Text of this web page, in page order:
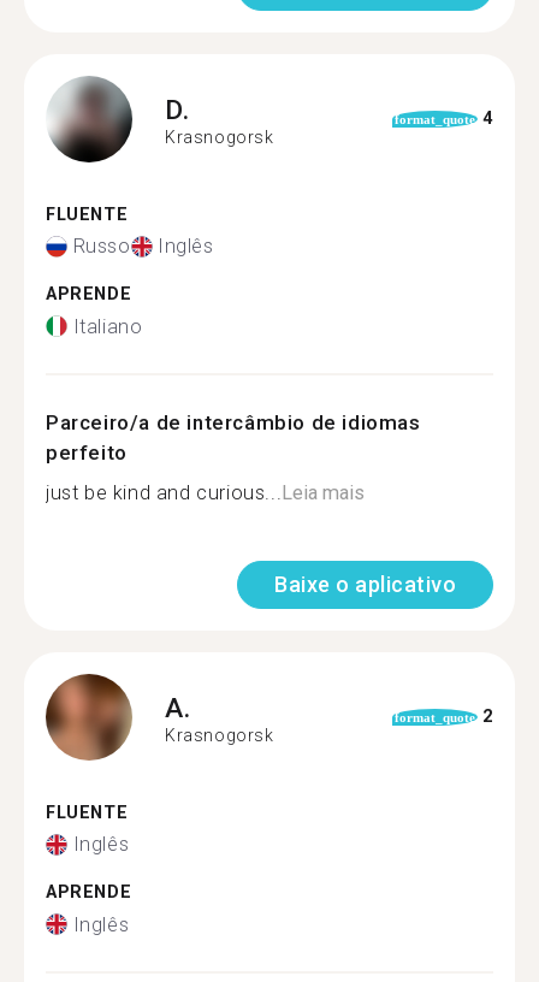
D.
Krasnogorsk
format_quote 4
FLUENTE
Russo Inglês
APRENDE
Italiano
Parceiro/a de intercâmbio de idiomas
perfeito
just be kind and curious... Leia mais
Baixe o aplicativo
A.
Krasnogorsk
format_quote 2
FLUENTE
Inglês
APRENDE
Inglês